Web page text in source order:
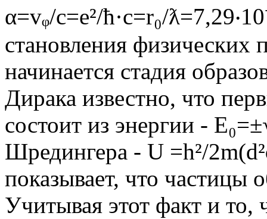
α=vᵩ/с=е²/ћ·с=r₀/
становления физических
начинается стадия
Дирака известно, что
состоит из энергии -
Шредингера - U =h²/
показывает, что частицы
Учитывая этот факт и то,